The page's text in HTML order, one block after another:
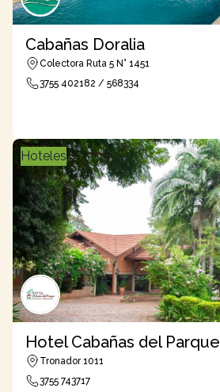
Cabañas Doralia
Colectora Ruta 5 N° 1451
3755 402182 / 568334
Hoteles
Hotel Cabañas del Parque
Tronador 1011
3755 743717